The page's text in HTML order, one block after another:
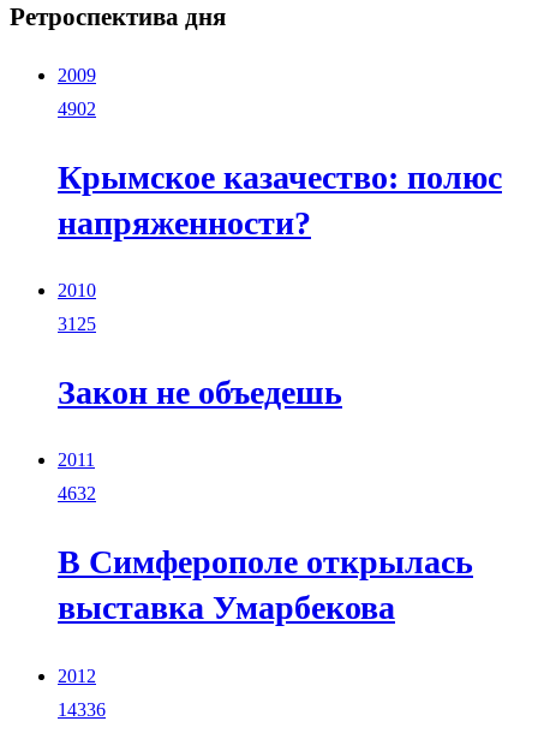
Ретроспектива дня
2009
4902
Крымское казачество: полюс
напряженности?
2010
3125
Закон не объедешь
2011
4632
В Симферополе открылась
выставка Умарбекова
2012
14336